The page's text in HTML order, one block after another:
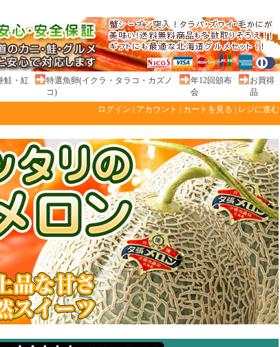
鮭・紅
特選魚卵(イクラ・タラコ・カズノ
コ)
年12回頒布
会
お買得
品
ログイン アカウント カートを見る レジに進む